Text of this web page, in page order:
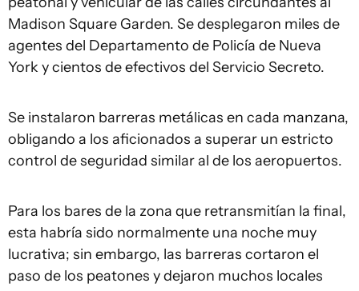
Madison Square Garden. Se desplegaron miles de
agentes del Departamento de Policía de Nueva
York y cientos de efectivos del Servicio Secreto.
Se instalaron barreras metálicas en cada manzana,
obligando a los aficionados a superar un estricto
control de seguridad similar al de los aeropuertos.
Para los bares de la zona que retransmitían la final,
esta habría sido normalmente una noche muy
lucrativa; sin embargo, las barreras cortaron el
paso de los peatones y dejaron muchos locales